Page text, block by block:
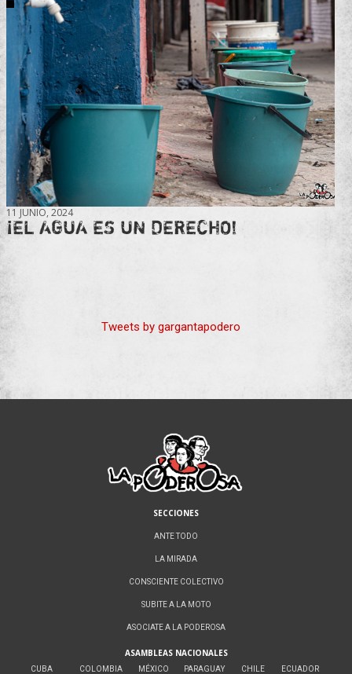
11 JUNIO, 2024
¡EL AGUA ES UN DERECHO!
Tweets by gargantapodero
SECCIONES
ANTE TODO
LA MIRADA
CONSCIENTE COLECTIVO
SUBITE A LA MOTO
ASOCIATE A LA PODEROSA
ASAMBLEAS NACIONALES
CUBA COLOMBIA MÉXICO PARAGUAY CHILE ECUADOR